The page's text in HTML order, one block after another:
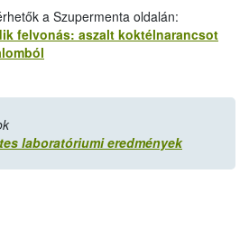
a Szupermenta oldalán:
felvonás: aszalt koktélnarancsot
laboratóriumi eredmények